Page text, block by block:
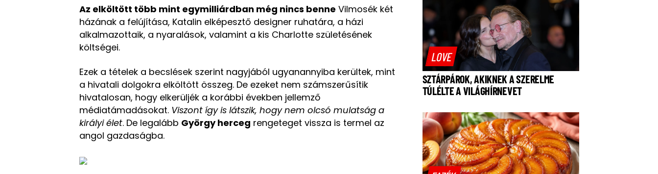
Az elköltött több mint egymilliárdban még nincs benne Vilmosék két
házának a felújítása, Katalin elképesztő designer ruhatára, a házi
alkalmazottaik, a nyaralások, valamint a kis Charlotte születésének
költségei.
Ezek a tételek a becslések szerint nagyjából ugyanannyiba kerültek, mint
a hivatali dolgokra elköltött összeg. De ezeket nem számszerűsítik
hivatalosan, hogy elkerüljék a korábbi években jellemző
médiatámadásokat. Viszont így is látszik, hogy nem olcsó mulatság a
királyi élet. De legalább György herceg rengeteget vissza is termel az
angol gazdaságba.
LOVE
SZTÁRPÁROK, AKIKNEK A SZERELME
TÚLÉLTE A VILÁGHÍRNEVET